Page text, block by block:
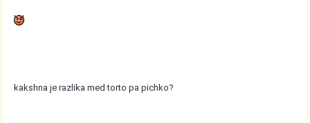
kakshna je razlika med torto pa pichko?